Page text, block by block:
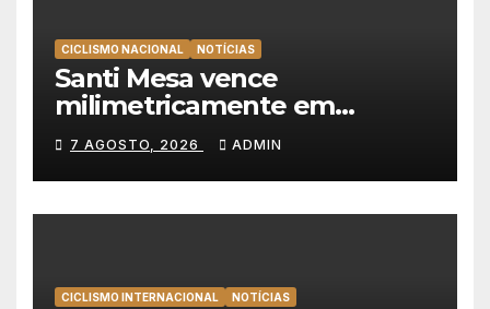
CICLISMO NACIONAL NOTÍCIAS
Santi Mesa vence
milimetricamente em
Albufeira, Rui Oliveira
mantém a amarela da Volta a
Portugal
7 AGOSTO, 2026 ADMIN
CICLISMO INTERNACIONAL NOTÍCIAS